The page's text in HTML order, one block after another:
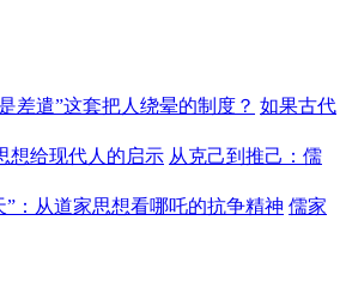
差遣”这套把人绕晕的制度？ 如果古代
想给现代人的启示 从克己到推己：儒
”：从道家思想看哪吒的抗争精神 儒家